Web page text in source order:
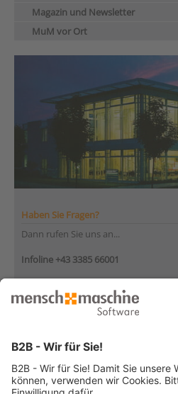
Magazin und Newsletter
MuM vor Ort
Haben Sie Fragen?
Dann rufen Sie uns an...
Infoline +43 3385 66001
von 08:30 bis 12:00 Uhr
und 12:30 bis 17:00 Uhr
von 08:30 bis 12:30 Uhr
... oder senden Sie uns Ihre Nachricht